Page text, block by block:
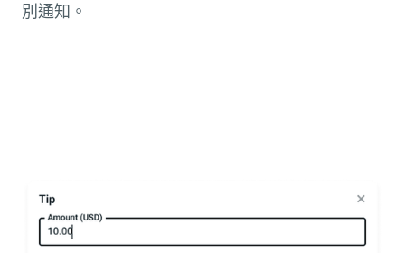
別通知。